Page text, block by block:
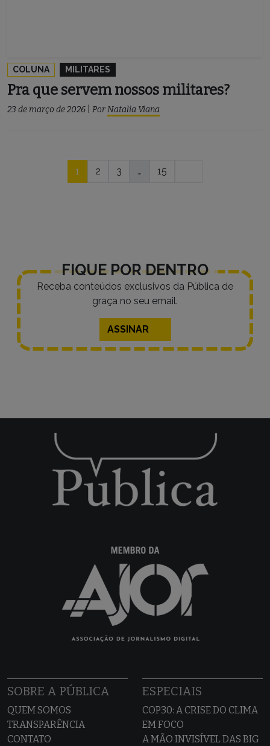
COLUNA MILITARES
Pra que servem nossos militares?
23 de março de 2026 PorNatalia Viana
Navegação1 2 3 … 15
FIQUE POR DENTRO
Receba conteúdos exclusivos da Pública de
graça no seu email.
ASSINAR
SOBRE A PÚBLICA
QUEM SOMOS
TRANSPARÊNCIA
CONTATO
ESPECIAIS
COP30: A CRISE DO CLIMA
EM FOCO
A MÃO INVISÍVEL DAS BIG